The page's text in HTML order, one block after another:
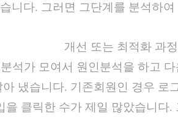
니다. 그러면 그단계를 분석하
개선 또는 최적화 과정
석가 모여서 원인분석을 하고
냈습니다. 기존회원인 경우
클릭한 수가 제일 많았습니